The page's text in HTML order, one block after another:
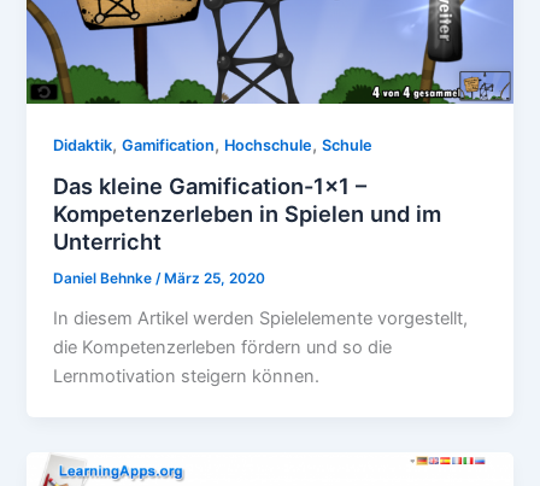
Didaktik,Gamification, Hochschule,Schule
Das kleine Gamification-1×1 –
Kompetenzerleben in Spielen und im
Unterricht
Daniel Behnke/ März 25, 2020
In diesem Artikel werden Spielelemente vorgestellt,
die Kompetenzerleben fördern und so die
Lernmotivation steigern können.